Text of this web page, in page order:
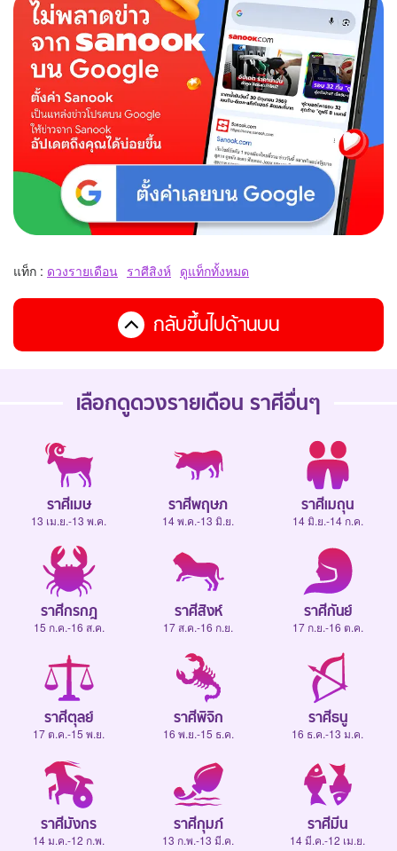
แท็ก : ดวงรายเดือน ราศีสิงห์ ดูแท็กทั้งหมด
กลับขึ้นไปด้านบน
เลือกดูดวงรายเดือน ราศีอื่นๆ
ราศีเมษ
13 เม.ย.-13 พ.ค.
ราศีพฤษภ
14 พ.ค.-13 มิ.ย.
ราศีเมถุน
14 มิ.ย.-14 ก.ค.
ราศีกรกฎ
15 ก.ค.-16 ส.ค.
ราศีสิงห์
17 ส.ค.-16 ก.ย.
ราศีกันย์
17 ก.ย.-16 ต.ค.
ราศีตุลย์
17 ต.ค.-15 พ.ย.
ราศีพิจิก
16 พ.ย.-15 ธ.ค.
ราศีธนู
16 ธ.ค.-13 ม.ค.
ราศีมังกร
14 ม.ค.-12 ก.พ.
ราศีกุมภ์
13 ก.พ.-13 มี.ค.
ราศีมีน
14 มี.ค.-12 เม.ย.